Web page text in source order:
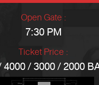
Open Gate :
7:30 PM
Ticket Price :
4000 / 3000 / 2000